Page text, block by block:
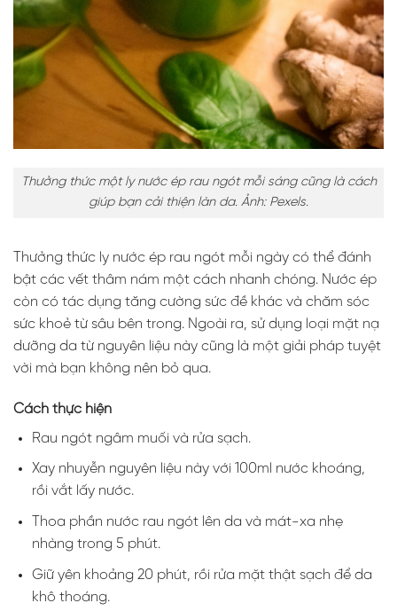
Thưởng thức một ly nước ép rau ngót mỗi sáng cũng là cách
giúp bạn cải thiện làn da. Ảnh: Pexels.
Thưởng thức ly nước ép rau ngót mỗi ngày có thể đánh
bật các vết thâm nám một cách nhanh chóng. Nước ép
còn có tác dụng tăng cường sức đề khác và chăm sóc
sức khoẻ từ sâu bên trong. Ngoài ra, sử dụng loại mặt nạ
dưỡng da từ nguyên liệu này cũng là một giải pháp tuyệt
vời mà bạn không nên bỏ qua.
Cách thực hiện
Rau ngót ngâm muối và rửa sạch.
Xay nhuyễn nguyên liệu này với 100ml nước khoáng,
rồi vắt lấy nước.
Thoa phần nước rau ngót lên da và mát-xa nhẹ
nhàng trong 5 phút.
Giữ yên khoảng 20 phút, rồi rửa mặt thật sạch để da
khô thoáng.